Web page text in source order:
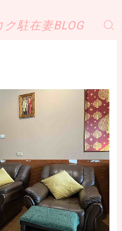
駐在妻BLOG